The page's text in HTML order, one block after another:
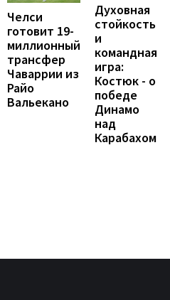
Челси
готовит 19-
миллионный
трансфер
Чаваррии из
Райо
Вальекано
Духовная
стойкость
и
командная
игра:
Костюк - о
победе
Динамо
над
Карабахом